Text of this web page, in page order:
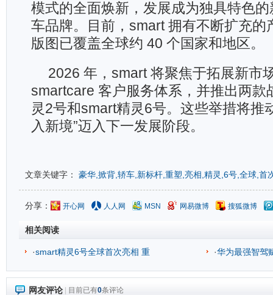
模式的全面焕新，发展成为独具特色
车品牌。目前，smart 拥有不断扩充的
版图已覆盖全球约 40 个国家和地区。
2026 年，smart 将聚焦于拓展新市
smartcare 客户服务体系，并推出两款
灵2号和smart精灵6号。这些举措将推
入新境”迈入下一发展阶段。
文章关键字： 豪华,掀背,轿车,新标杆,重塑,亮相,精灵,6号,全球,首
分享： 开心网 人人网 MSN 网易微博 搜狐微博
相关阅读
·smart精灵6号全球首次亮相 重 ·华为最强智驾
网友评论 目前已有0条评论